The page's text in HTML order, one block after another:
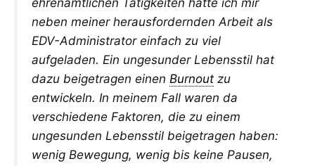
ehrenamtlichen Tätigkeiten hatte ich mir
neben meiner herausfordernden Arbeit als
EDV-Administrator einfach zu viel
aufgeladen. Ein ungesunder Lebensstil hat
dazu beigetragen einen Burnout zu
entwickeln. In meinem Fall waren da
verschiedene Faktoren, die zu einem
ungesunden Lebensstil beigetragen haben:
wenig Bewegung, wenig bis keine Pausen,